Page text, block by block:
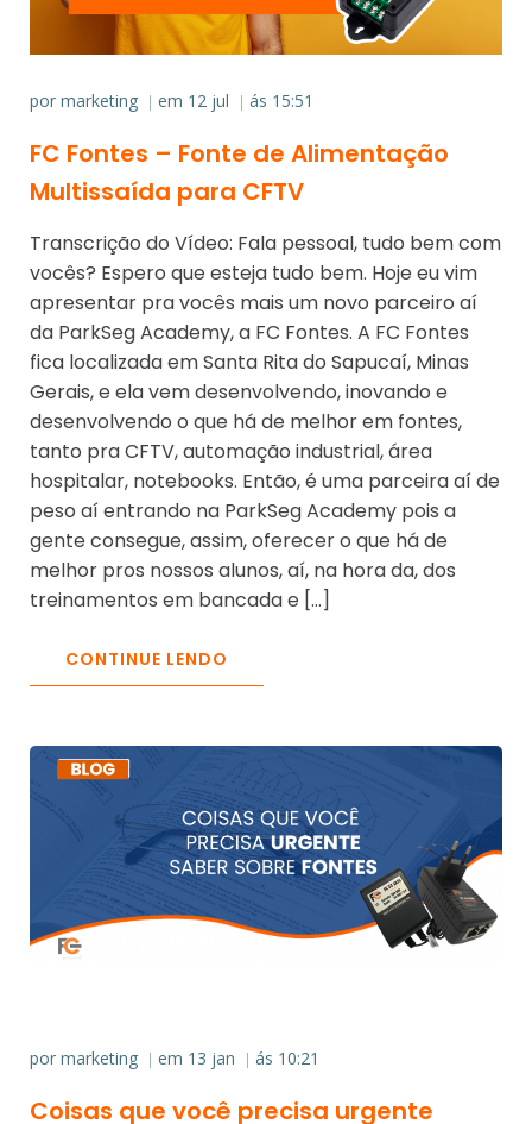
por marketing | em 12 jul | ás 15:51
FC Fontes – Fonte de Alimentação
Multissaída para CFTV
Transcrição do Vídeo: Fala pessoal, tudo bem com
vocês? Espero que esteja tudo bem. Hoje eu vim
apresentar pra vocês mais um novo parceiro aí
da ParkSeg Academy, a FC Fontes. A FC Fontes
fica localizada em Santa Rita do Sapucaí, Minas
Gerais, e ela vem desenvolvendo, inovando e
desenvolvendo o que há de melhor em fontes,
tanto pra CFTV, automação industrial, área
hospitalar, notebooks. Então, é uma parceira aí de
peso aí entrando na ParkSeg Academy pois a
gente consegue, assim, oferecer o que há de
melhor pros nossos alunos, aí, na hora da, dos
treinamentos em bancada e […]
CONTINUE LENDO
por marketing | em 13 jan | ás 10:21
Coisas que você precisa urgente